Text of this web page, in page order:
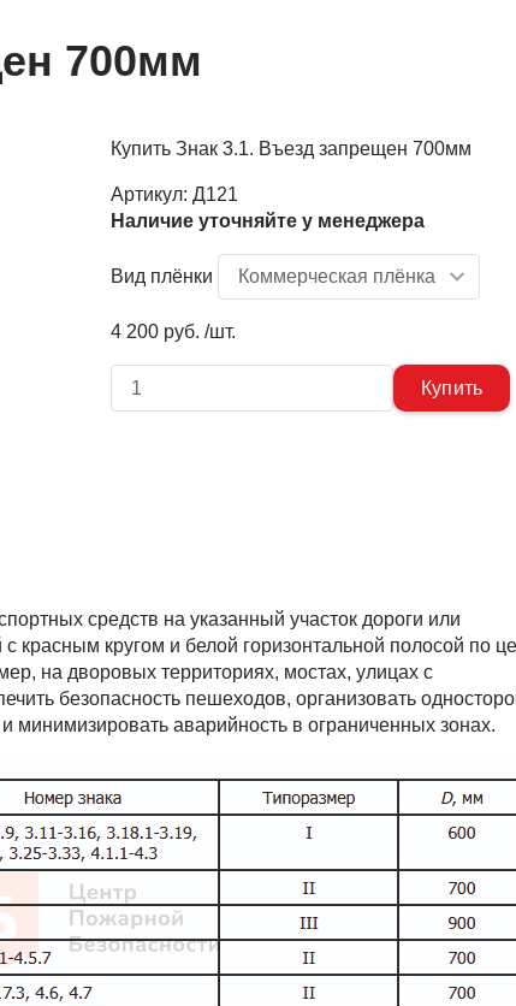
700мм
Купить Знак 3.1. Въезд запрещен 700мм
Артикул:Д121
Наличие уточняйте у менеджера
Вид плёнки
4 200 руб. /шт.
средств на указанный участок дороги или
кругом и белой горизонтальной полосой по
на дворовых территориях, мостах, улицах с
безопасность пешеходов, организовать
минимизировать аварийность в ограниченных зонах.